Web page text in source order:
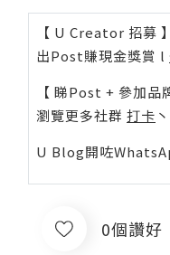
【 U Creator 招募 】
出Post賺現金獎賞 l
【 睇Post + 參加品
瀏覽更多社群 打卡 丶
U Blog開咗
0個讚好